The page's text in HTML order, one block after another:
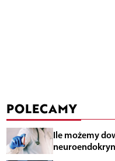
POLECAMY
Ile możemy